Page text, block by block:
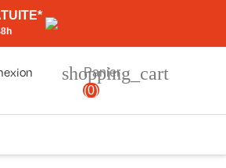
shopping_cart
Panier
(0)